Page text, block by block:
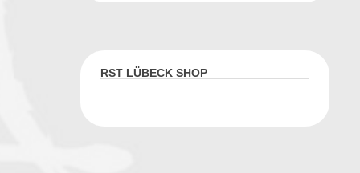
RST LÜBECK SHOP